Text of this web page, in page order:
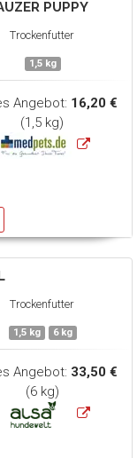
PUPPY
Trockenfutter
1,5 kg
Angebot: 16,20 €
(1,5 kg)
Trockenfutter
1,5 kg 6 kg
Angebot: 33,50 €
(6 kg)